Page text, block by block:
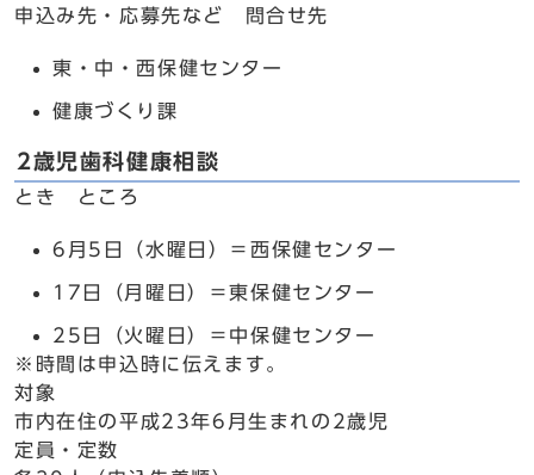
申込み先・応募先など 問合せ先
東・中・西保健センター
健康づくり課
2歳児歯科健康相談
とき ところ
6月5日（水曜日）＝西保健センター
17日（月曜日）＝東保健センター
25日（火曜日）＝中保健センター
※時間は申込時に伝えます。
対象
市内在住の平成23年6月生まれの2歳児
定員・定数